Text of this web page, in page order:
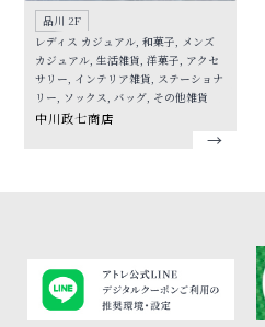
品川 2F
レディス カジュアル, 和菓子, メンズ
カジュアル, 生活雑貨, 洋菓子, アクセ
サリー, インテリア雑貨, ステーショナ
リー, ソックス, バッグ, その他雑貨
中川政七商店